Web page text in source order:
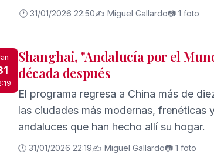
🕐 31/01/2026 22:50✍️ Miguel Gallardo📷 1 foto
Shanghai, "Andalucía por el
década después
El programa regresa a China más de
las ciudades más modernas, frenéticas
andaluces que han hecho allí su hogar.
🕐 31/01/2026 22:19✍️ Miguel Gallardo📷 1 foto